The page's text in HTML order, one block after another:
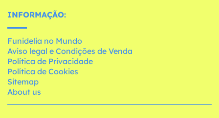
INFORMAÇÃO:
Funidelia no Mundo
Aviso legal e Condições de Venda
Política de Privacidade
Política de Cookies
Sitemap
About us